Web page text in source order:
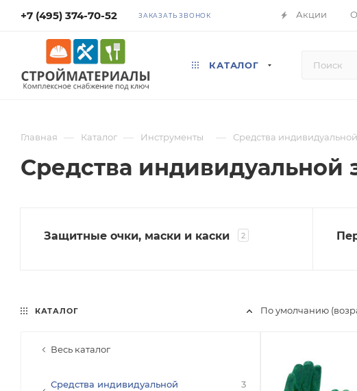
+7 (495) 374-70-52 ЗАКАЗАТЬ ЗВОНОК Акции
КАТАЛОГ
Главная — Каталог — Инструменты — Средства
Средства индивидуальной
Защитные очки, маски и каски 2
По умолчанию
КАТАЛОГ
Весь каталог
Средства индивидуальной
3